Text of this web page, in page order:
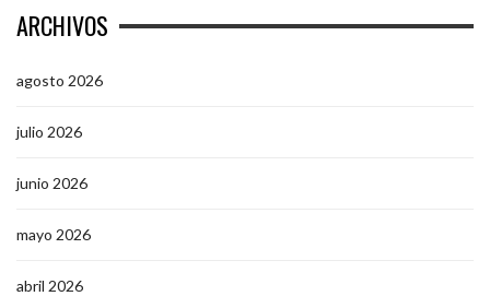
ARCHIVOS
agosto 2026
julio 2026
junio 2026
mayo 2026
abril 2026